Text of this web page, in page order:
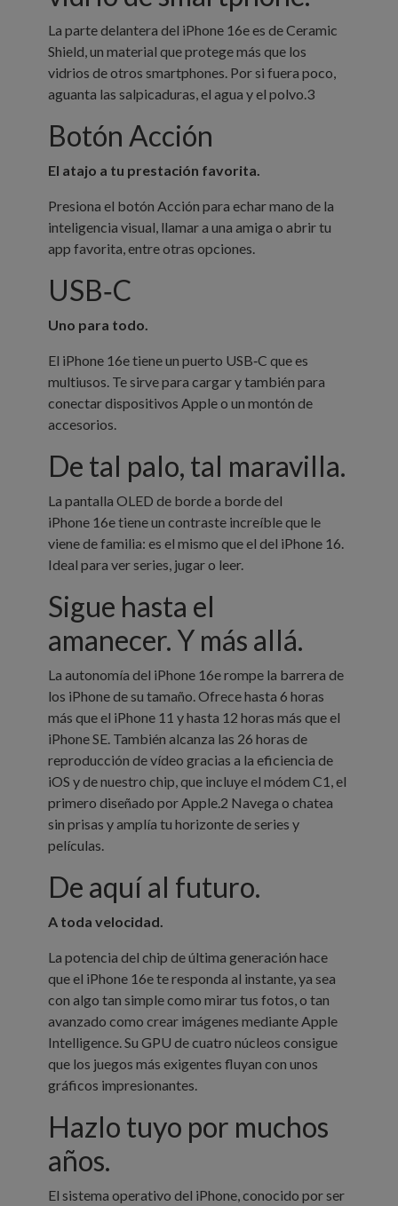
La parte delantera del iPhone 16e es de Ceramic
Shield, un material que protege más que los
vidrios de otros smartphones. Por si fuera poco,
aguanta las salpicaduras, el agua y el polvo.3
Botón Acción
El atajo a tu prestación favorita.
Presiona el botón Acción para echar mano de la
inteligencia visual, llamar a una amiga o abrir tu
app favorita, entre otras opciones.
USB‑C
Uno para todo.
El iPhone 16e tiene un puerto USB‑C que es
multiusos. Te sirve para cargar y también para
conectar dispositivos Apple o un montón de
accesorios.
De tal palo, tal maravilla.
La pantalla OLED de borde a borde del
iPhone 16e tiene un contraste increíble que le
viene de familia: es el mismo que el del iPhone 16.
Ideal para ver series, jugar o leer.
Sigue hasta el
amanecer. Y más allá.
La autonomía del iPhone 16e rompe la barrera de
los iPhone de su tamaño. Ofrece hasta 6 horas
más que el iPhone 11 y hasta 12 horas más que el
iPhone SE. También alcanza las 26 horas de
reproducción de vídeo gracias a la eficiencia de
iOS y de nuestro chip, que incluye el módem C1, el
primero diseñado por Apple.2 Navega o chatea
sin prisas y amplía tu horizonte de series y
películas.
De aquí al futuro.
A toda velocidad.
La potencia del chip de última generación hace
que el iPhone 16e te responda al instante, ya sea
con algo tan simple como mirar tus fotos, o tan
avanzado como crear imágenes mediante Apple
Intelligence. Su GPU de cuatro núcleos consigue
que los juegos más exigentes fluyan con unos
gráficos impresionantes.
Hazlo tuyo por muchos
años.
El sistema operativo del iPhone, conocido por ser